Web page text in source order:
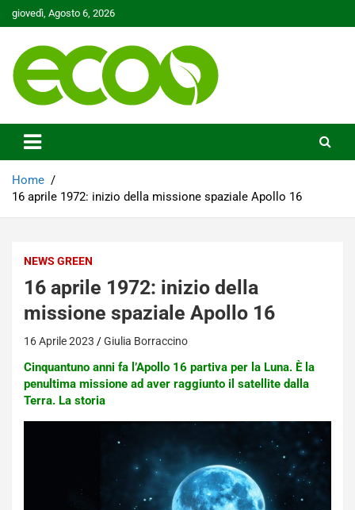
Skip
to
giovedì, Agosto 6, 2026
Ecoo.it
Home
16 aprile 1972: inizio della missione spaziale Apollo 16
NEWS GREEN
16 aprile 1972: inizio della
missione spaziale Apollo 16
16 Aprile 2023 Giulia Borraccino
Cinquantuno anni fa l’Apollo 16 partiva per la Luna. È la
penultima missione ad aver raggiunto il satellite dalla
Terra. La storia